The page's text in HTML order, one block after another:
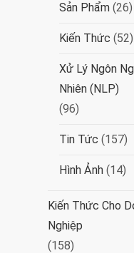
Sản Phẩm (26)
Kiến Thức (52)
Xử Lý Ngôn
Nhiên (NLP)
(96)
Tin Tức (157)
Hình Ảnh (14)
Kiến Thức Cho
Nghiệp
(158)